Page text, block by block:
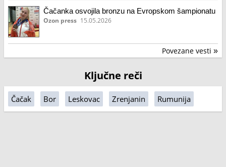
Čačanka osvojila bronzu na Evropskom šampionatu
Ozon press 15.05.2026
Povezane vesti »
Ključne reči
Čačak Bor Leskovac Zrenjanin Rumunija